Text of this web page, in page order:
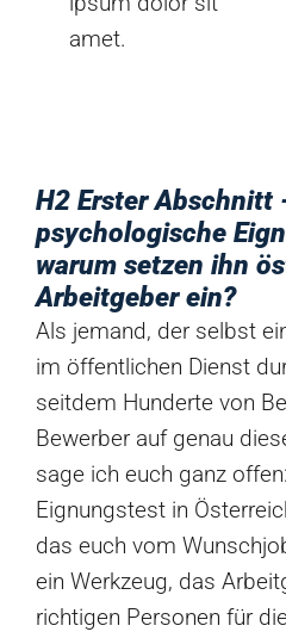
amet.
H2 Erster Abschnitt
psychologische
warum setzen ihn
Arbeitgeber ein?
Als jemand, der selbst
im öffentlichen Dienst
seitdem Hunderte von
Bewerber auf genau
sage ich euch ganz
Eignungstest in
das euch vom
ein Werkzeug, das
richtigen Personen für